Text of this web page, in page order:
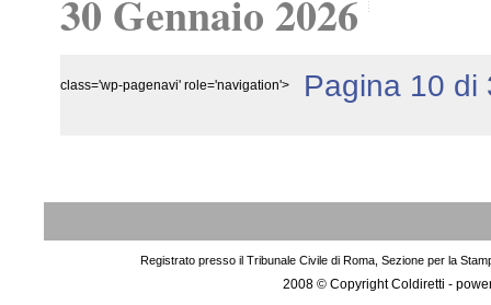
30 Gennaio 2026
class='wp-pagenavi' role='navigation'> Pagina 10 di
Registrato presso il Tribunale Civile di Roma, Sezione per la
2008 © Copyright Coldiretti -